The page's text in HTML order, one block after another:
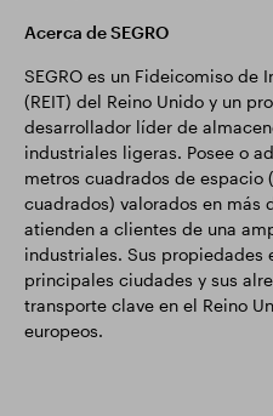
Acerca de SEGRO
SEGRO es un Fideicomiso de
(REIT) del Reino Unido y un
desarrollador líder de
industriales ligeras. Posee o
metros cuadrados de espacio
cuadrados) valorados en más
atienden a clientes de una
industriales. Sus propiedades
principales ciudades y sus
transporte clave en el Reino
europeos.